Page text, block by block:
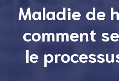
Maladie de
comment
le